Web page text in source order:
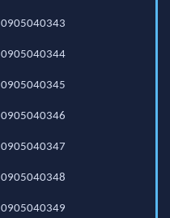
0905040343
0905040344
0905040345
0905040346
0905040347
0905040348
0905040349